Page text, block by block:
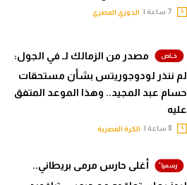
الدوري المصري
مصدر من الزمالك لـ في الجول:
لم ننذر لودوجوريتس بشأن مستحقات
حسام عبد المجيد.. وهذا الموعد المتفق
عليه
الكرة المصرية
أغلى حارس مرمى بريطاني..